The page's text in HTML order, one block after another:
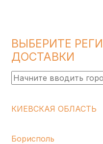
ВЫБЕРИТЕ
ДОСТАВКИ
КИЕВСКАЯ ОБЛАСТЬ
Борисполь